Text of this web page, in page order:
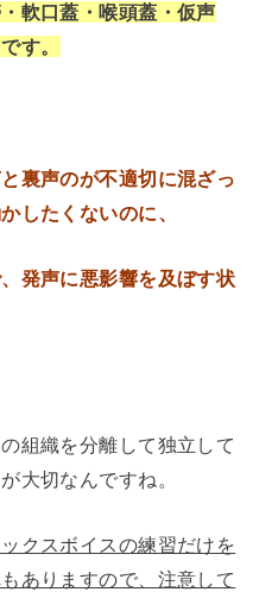
軟口蓋・喉頭蓋・仮声
す。
裏声のが不適切に混ざっ
したくないのに、
発声に悪影響を及ぼす状
組織を分離して独立して
大切なんですね。
クスボイスの練習だけを
ありますので、注意して